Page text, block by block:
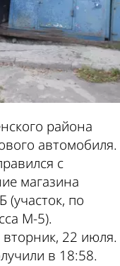
района
автомобиля.
с
магазина
(участок, по
М-5).
22 июля.
в 18:58.